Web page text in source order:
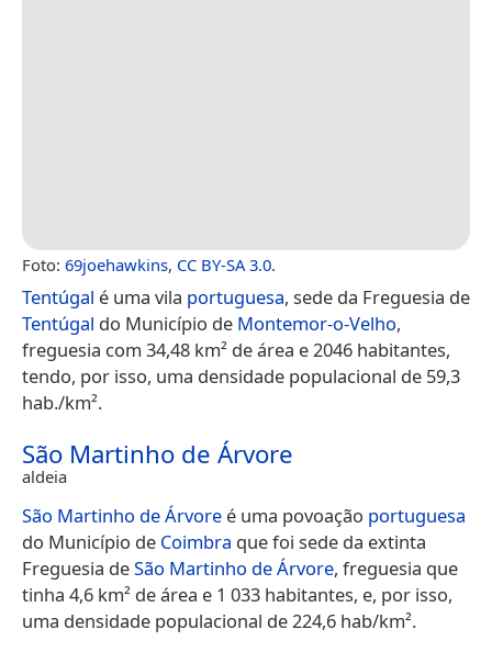
Foto: 69joehawkins, CC BY-SA 3.0.
Tentúgal é uma vila portuguesa, sede da Freguesia de
Tentúgal do Município de Montemor-o-Velho,
freguesia com 34,48 km² de área e 2046 habitantes,
tendo, por isso, uma densidade populacional de 59,3
hab./km².
São Martinho de Árvore
aldeia
São Martinho de Árvore é uma povoação portuguesa
do Município de Coimbra que foi sede da extinta
Freguesia deSão Martinho de Árvore, freguesia que
tinha 4,6 km² de área e 1 033 habitantes, e, por isso,
uma densidade populacional de 224,6 hab/km².